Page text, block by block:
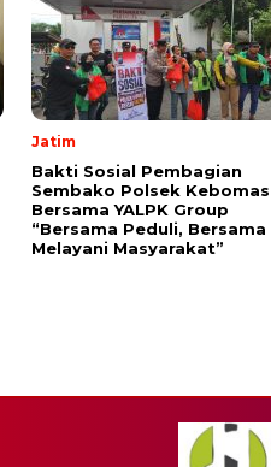
Jatim
Bakti Sosial Pembagian
Sembako Polsek Kebomas
Bersama YALPK Group
“Bersama Peduli, Bersama
Melayani Masyarakat”